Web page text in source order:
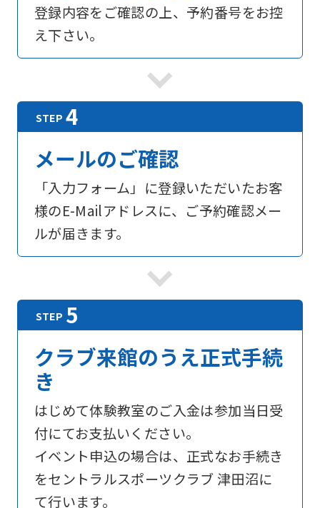
登録内容をご確認の上、予約番号をお控
え下さい。
メールのご確認
「入力フォーム」に登録いただいたお客
様のE-Mailアドレスに、ご予約確認メー
ルが届きます。
クラブ来館のうえ正式手続
き
はじめて体験教室のご入金は参加当日受
付にてお支払いください。
イベント申込の場合は、正式なお手続き
をセントラルスポーツクラブ 津田沼に
て行います。
For
foreigners
Central
official
website
automatically
translated
English.
Click
the
link
below